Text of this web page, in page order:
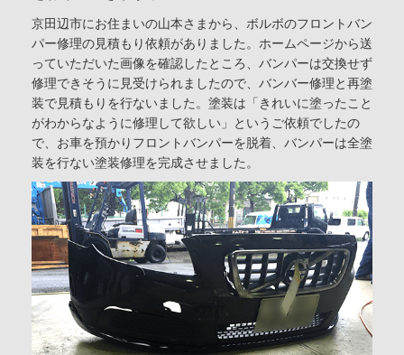
京田辺市にお住まいの山本さまから、ボルボのフロントバン
パー修理の見積もり依頼がありました。ホームページから送
っていただいた画像を確認したところ、バンパーは交換せず
修理できそうに見受けられましたので、バンバー修理と再塗
装で見積もりを行ないました。塗装は「きれいに塗ったこと
がわからなように修理して欲しい」というご依頼でしたの
で、お車を預かりフロントバンパーを脱着、バンパーは全塗
装を行ない塗装修理を完成させました。